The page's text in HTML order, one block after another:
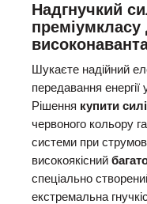
Надгнучкий
преміумкласу
Шукаєте надійний
передавання
Рішення купити
червоного кольору
системи при
високоякісний
спеціально
екстремальна